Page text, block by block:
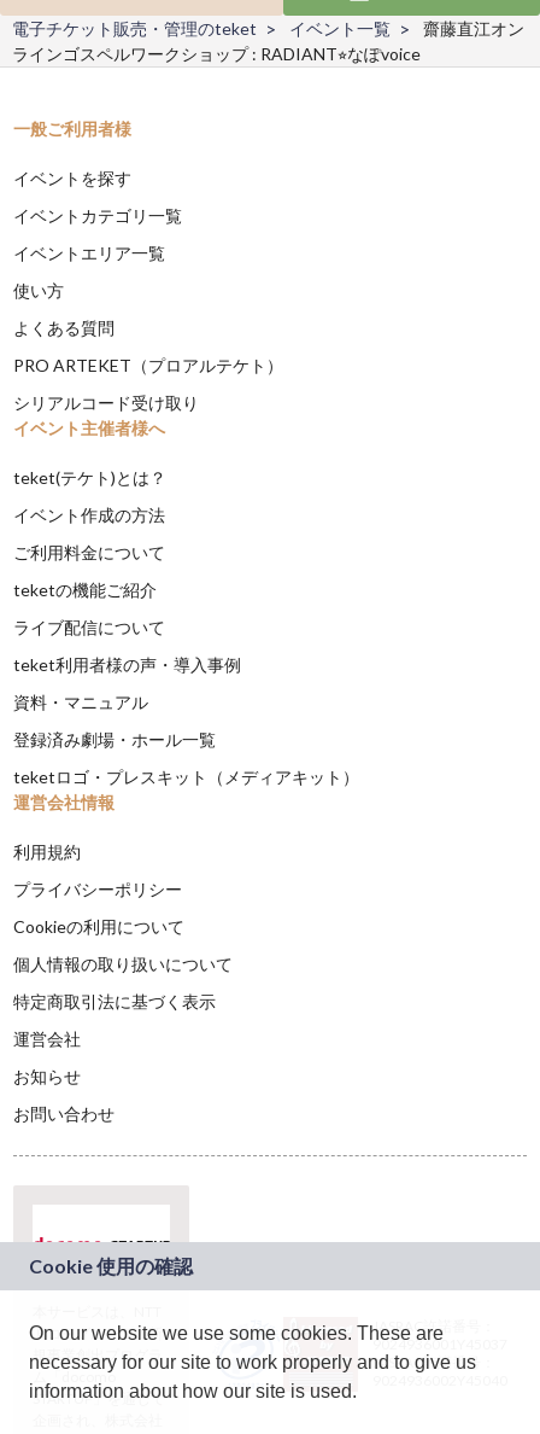
電子チケット販売・管理のteket イベント一覧
齋藤直江オン
ラインゴスペルワークショップ : RADIANT⭐︎なぽvoice
一般ご利用者様
イベントを探す
イベントカテゴリ一覧
イベントエリア一覧
使い方
よくある質問
PRO ARTEKET（プロアルテケト）
シリアルコード受け取り
イベント主催者様へ
teket(テケト)とは？
イベント作成の方法
ご利用料金について
teketの機能ご紹介
ライブ配信について
teket利用者様の声・導入事例
資料・マニュアル
登録済み劇場・ホール一覧
teketロゴ・プレスキット（メディアキット）
運営会社情報
利用規約
プライバシーポリシー
Cookieの利用について
個人情報の取り扱いについて
特定商取引法に基づく表示
運営会社
お知らせ
お問い合わせ
ドコモグループの新
規事業創出プログラ
ム「docomo
STARTUP」を通じて
JASRAC許諾番号：
9024936001Y45037
JASRAC許諾番号：
On our website we use some cookies. These are
necessary for our site to work properly and to give us
information about how our site is used.